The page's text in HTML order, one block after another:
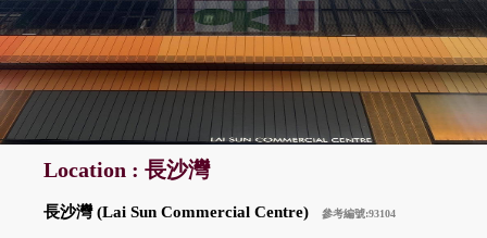
Location : 長沙灣
長沙灣 (Lai Sun Commercial Centre) 參考編號:93104